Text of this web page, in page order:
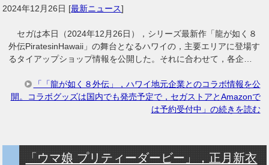
2024年12月26日 [最新ニュース]
セガは本日（2024年12月26日），シリーズ最新作「龍が如く８
外伝PiratesinHawaii」の舞台となるハワイの，主要エリアに登場す
るタイアップショップ情報を公開した。それに合わせて，各企…
「「龍が如く８外伝」，ハワイ地元企業とのコラボ情報を公
開。コラボグッズは国内でも発売予定で，セガストアとAmazonで
は予約受付中」の続きを読む
「ウマ娘 プリティーダービー」，正月新衣